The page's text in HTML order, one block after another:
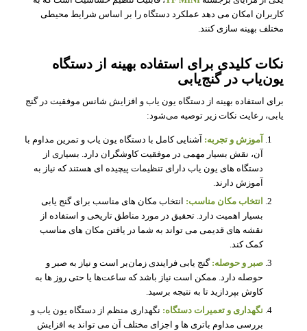
کاربران امکان می‌ دهد عملکرد دستگاه را بر اساس شرایط محیطی
مختلف بهینه‌ سازی کنند.
نکات کلیدی برای استفاده بهینه از دستگاه
یون‌یاب در گنج‌یابی
برای استفاده بهینه از دستگاه یون‌ یاب و افزایش شانس موفقیت در گنج‌
یابی، رعایت نکات زیر توصیه می‌شود:
آموزش و تجربه: آشنایی کامل با دستگاه یون‌ یاب و تمرین مداوم با
آن، نقش بسیار مهمی در موفقیت کاوشگران دارد. بسیاری از
دستگاه‌ های یون‌ یاب دارای تنظیمات پیچیده‌ ای هستند که نیاز به
آموزش دارند.
انتخاب مکان مناسب: انتخاب مکان‌ های مناسب برای گنج‌ یابی
بسیار اهمیت دارد. تحقیق در مورد مناطق تاریخی و استفاده از
نقشه‌ های قدیمی می‌ تواند به شما در یافتن مکان‌ های مناسب
کمک کند.
صبر و حوصله: گنج‌ یابی فرایندی زمان‌بر است و نیاز به صبر و
حوصله دارد. ممکن است نیاز باشد که ساعت‌ها یا حتی روز ها به
کاوش بپردازید تا به نتیجه برسید.
نگهداری و تعمیرات دستگاه: نگهداری منظم از دستگاه یون‌ یاب و
بررسی مداوم باتری‌ ها و اجزای مختلف آن می‌ تواند به افزایش